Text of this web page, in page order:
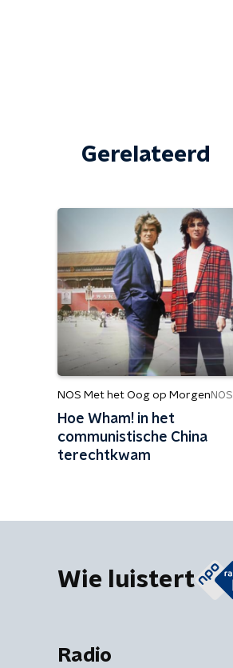
Gerelateerd
NOS Met het Oog op Morgen NOS
Hoe Wham! in het
communistische China
terechtkwam
Wie luistert
Radio